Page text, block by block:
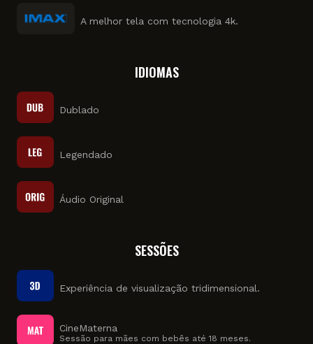
A melhor tela com tecnologia 4k.
IDIOMAS
Dublado
Legendado
Áudio Original
SESSÕES
Experiência de visualização tridimensional.
CineMaterna
Sessão para mães com bebês até 18 meses.